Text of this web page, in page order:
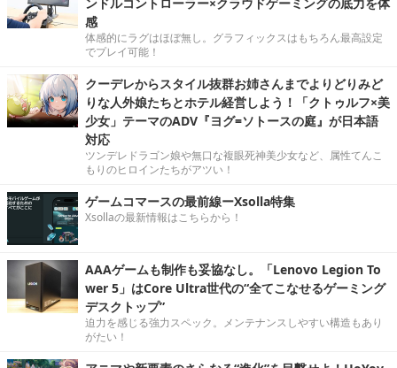
感
体感的にラグはほぼ無し。グラフィックスはもちろん最高設定
でプレイ可能！
クーデレからスタイル抜群お姉さんまでよりどりみど
りな人外娘たちとホテル経営しよう！「クトゥルフ×美
少女」テーマのADV『ヨグ=ソトースの庭』が日本語
対応
ツンデレドラゴン娘や無口な複眼死神美少女など、属性てんこ
もりのヒロインたちがアツい！
ゲームコマースの最前線ーXsolla特集
Xsollaの最新情報はこちらから！
AAAゲームも制作も妥協なし。「Lenovo Legion To
wer 5」はCore Ultra世代の“全てこなせるゲーミング
デスクトップ”
迫力を感じる強力スペック。メンテナンスしやすい構造もあり
がたい！